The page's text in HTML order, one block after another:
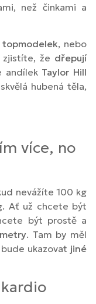
než činkami a
topmodelek, nebo
zjistíte, že dřepují
andílek Taylor Hill
hubená těla,
více, no
nevážíte 100 kg
Ať už chcete být
být prostě a
. Tam by měl
ukazovat jiné